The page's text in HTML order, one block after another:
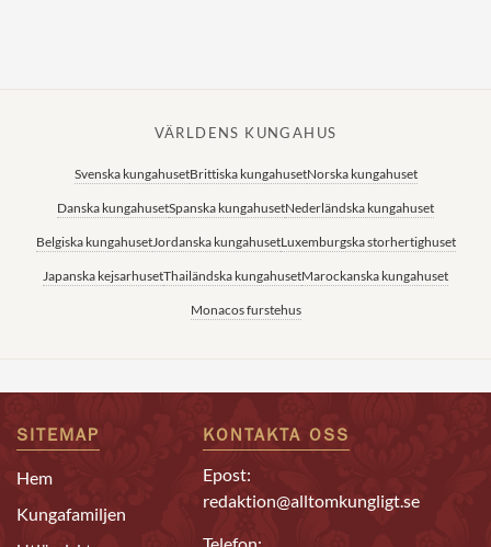
VÄRLDENS KUNGAHUS
Svenska kungahusetBrittiska kungahusetNorska kungahuset
Danska kungahusetSpanska kungahusetNederländska kungahuset
Belgiska kungahusetJordanska kungahusetLuxemburgska storhertighuset
Japanska kejsarhusetThailändska kungahusetMarockanska kungahuset
Monacos furstehus
SITEMAP
Hem
Kungafamiljen
KONTAKTA OSS
Epost:
redaktion@alltomkungligt.se